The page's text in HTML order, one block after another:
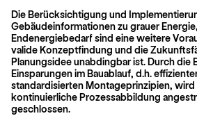
Die Berücksichtigung und
Gebäudeinformationen zu grauer
Endenergiebedarf sind eine weitere
valide Konzeptfindung und die
Planungsidee unabdingbar ist. Durch
Einsparungen im Bauablauf, d.h.
standardisierten Montageprinzipien, wird
kontinuierliche Prozessabbildung
geschlossen.